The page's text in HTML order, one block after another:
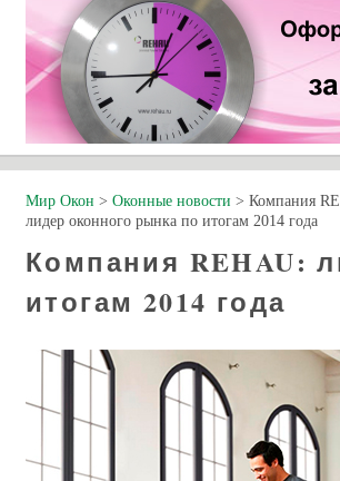
Мир Окон > Оконные новости > Компания
лидер оконного рынка по итогам 2014 года
Компания REHAU:
итогам 2014 года